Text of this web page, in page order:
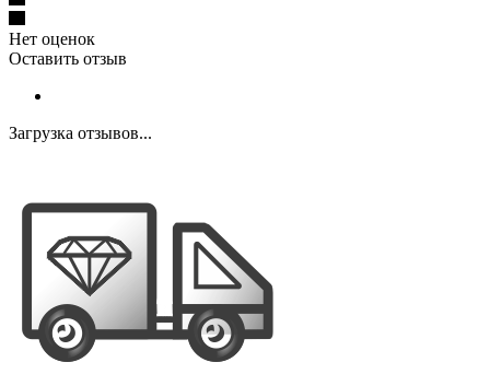
Нет оценок
Оставить отзыв
Загрузка отзывов...